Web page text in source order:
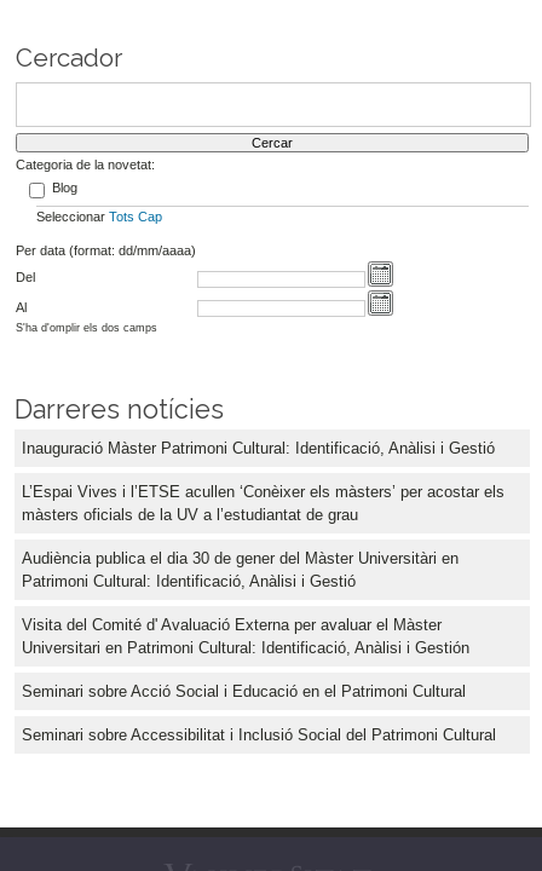
Cercador
Categoria de la novetat:
Blog
Seleccionar Tots Cap
Per data (format: dd/mm/aaaa)
Del
Al
S'ha d'omplir els dos camps
Darreres notícies
Inauguració Màster Patrimoni Cultural: Identificació, Anàlisi i Gestió
L’Espai Vives i l’ETSE acullen ‘Conèixer els màsters’ per acostar els
màsters oficials de la UV a l’estudiantat de grau
Audiència publica el dia 30 de gener del Màster Universitàri en
Patrimoni Cultural: Identificació, Anàlisi i Gestió
Visita del Comité d' Avaluació Externa per avaluar el Màster
Universitari en Patrimoni Cultural: Identificació, Anàlisi i Gestión
Seminari sobre Acció Social i Educació en el Patrimoni Cultural
Seminari sobre Accessibilitat i Inclusió Social del Patrimoni Cultural